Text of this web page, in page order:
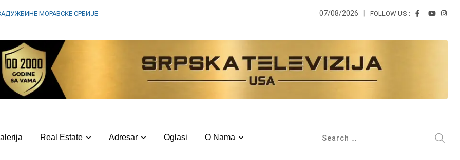
МОРАВСКЕ СРБИЈЕ 07/08/2026 FOLLOW US :
Real Estate Adresar Oglasi O Nama